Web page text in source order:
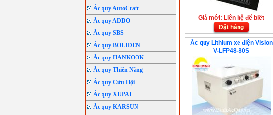
Ắc quy AutoCraft
Ắc quy ADDO
Ắc quy SBS
Ắc quy BOLIDEN
Ắc quy HANKOOK
Ắc quy Thiên Năng
Ắc quy Cửu Hội
Ắc quy XUPAI
Ắc quy KARSUN
Giá mới: Liên hệ để biết
Đặt hàng
Ắc quy Lithium xe điện Vision
V-LFP48-80S